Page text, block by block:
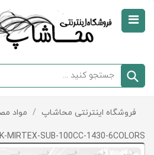
سبد
خالی
است
فروشگاه اینترنتی محاشاپ / مواد
MIRTEX-SUB-100CC-1430-6COLORS